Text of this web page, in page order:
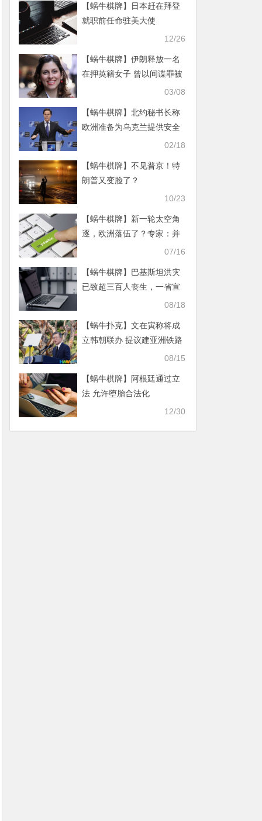
【蜗牛棋牌】日本赶在拜登
就职前任命驻美大使
12/26
【蜗牛棋牌】伊朗释放一名
在押英籍女子 曾以间谍罪被
03/08
【蜗牛棋牌】北约秘书长称
欧洲准备为乌克兰提供安全
02/18
【蜗牛棋牌】不见普京！特
朗普又变脸了？
10/23
【蜗牛棋牌】新一轮太空角
逐，欧洲落伍了？专家：并
非全面落后，在运载火箭赛
07/16
【蜗牛棋牌】巴基斯坦洪灾
已致超三百人丧生，一省宣
08/18
【蜗牛扑克】文在寅称将成
立韩朝联办 提议建亚洲铁路
08/15
【蜗牛棋牌】阿根廷通过立
法 允许堕胎合法化
12/30